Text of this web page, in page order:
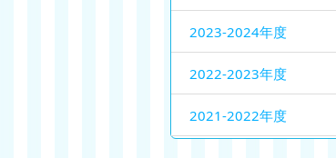
2023-2024年度
2022-2023年度
2021-2022年度